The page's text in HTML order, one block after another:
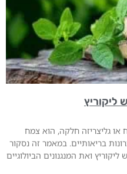
ליקוריץ
או גליצריזה חלקה, הוא צמח
בריאותיים. במאמר זה נסקור
ואת המנגנונים הביולוגיים